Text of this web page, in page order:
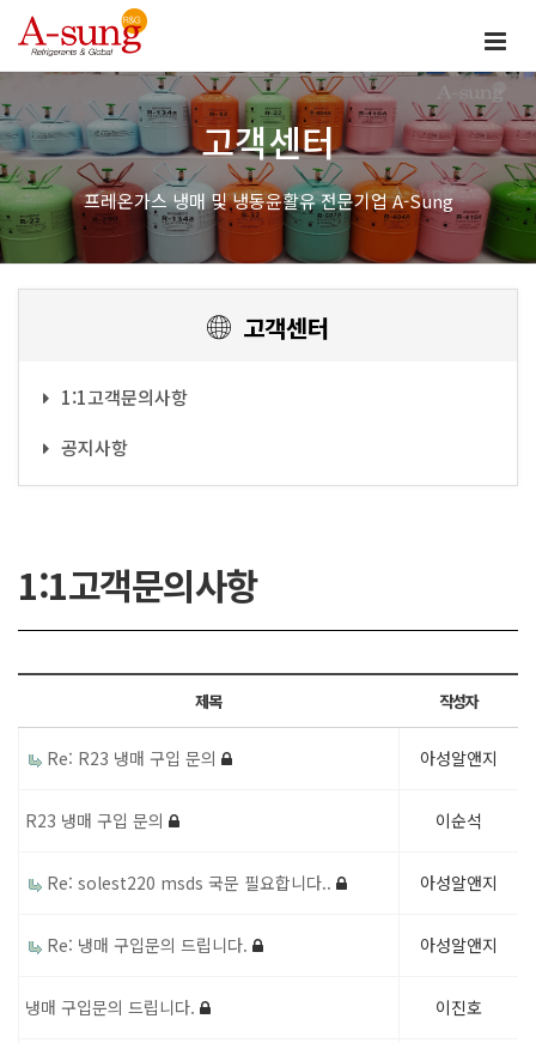
고객센터
프레온가스 냉매 및 냉동윤활유 전문기업 A-Sung
고객센터
1:1고객문의사항
공지사항
1:1고객문의사항
제목 작성자
Re: R23 냉매 구입 문의 아성알앤지
R23 냉매 구입 문의 이순석
Re: solest220 msds 국문 필요합니다.. 아성알앤지
Re: 냉매 구입문의 드립니다. 아성알앤지
냉매 구입문의 드립니다. 이진호